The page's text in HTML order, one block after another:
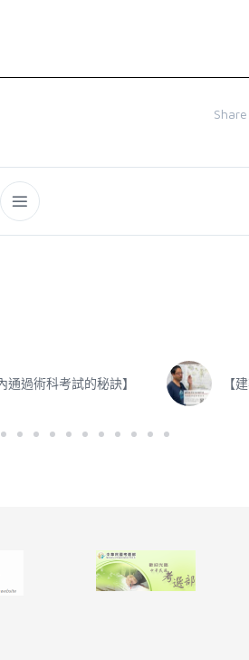
通過術科考試的秘訣】 【